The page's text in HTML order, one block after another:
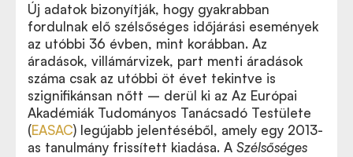
Új adatok bizonyítják, hogy gyakrabban
fordulnak elő szélsőséges időjárási események
az utóbbi 36 évben, mint korábban. Az
áradások, villámárvizek, part menti áradások
száma csak az utóbbi öt évet tekintve is
szignifikánsan nőtt – derül ki az Az Európai
Akadémiák Tudományos Tanácsadó Testülete
(EASAC) legújabb jelentéséből, amely egy 2013-
as tanulmány frissített kiadása. A Szélsőséges